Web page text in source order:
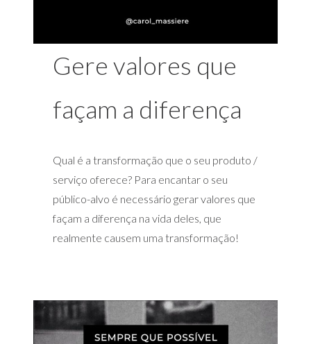
Gere valores que
façam a diferença
Qual é a transformação que o seu produto /
serviço oferece? Para encantar o seu
público-alvo é necessário gerar valores que
façam a diferença na vida deles, que
realmente causem uma transformação!